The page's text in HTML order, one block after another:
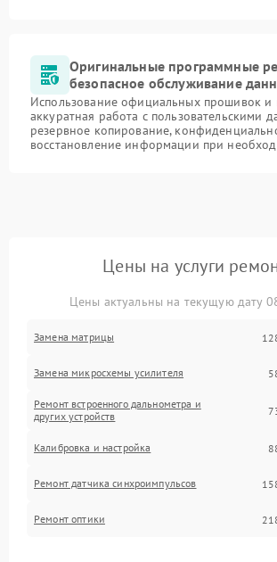
Оригинальные программные
безопасное обслуживание
Использование официальных прошивок и
аккуратная работа с пользовательскими
резервное копирование,
восстановление информации при
Цены на услуги
Цены актуальны на текущую дату
Замена матрицы
Замена микросхемы усилителя
Ремонт встроенного дальнометра и
других устройств
Калибровка и настройка
Ремонт датчика синхроимпульсов
Ремонт оптики